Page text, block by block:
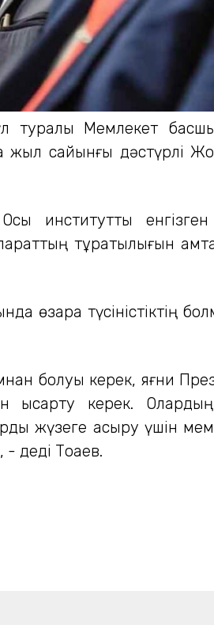
туралы Мемлекет
жыл сайынғы дәстүрлі
институтты
тұрақтылығын
өзара түсіністіктің
болуы керек, яғни
керек.
жүзеге асыру үшін
деді Тоқаев.